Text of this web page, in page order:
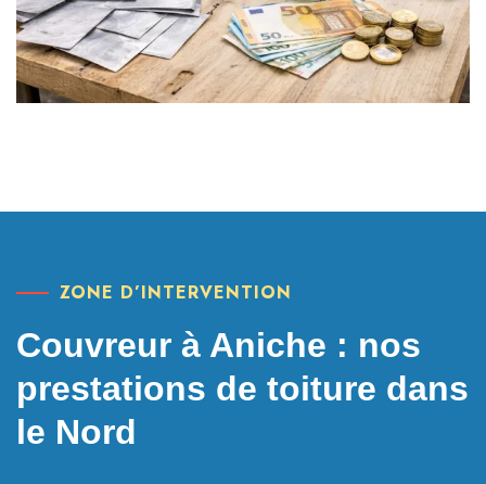
ZONE D’INTERVENTION
Couvreur à Aniche : nos
prestations de toiture dans
le Nord